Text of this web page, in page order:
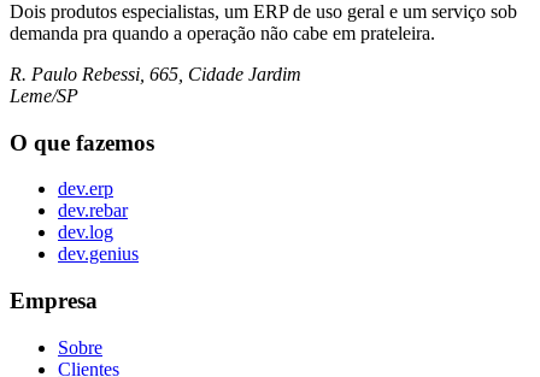
Dois produtos especialistas, um ERP de uso geral e um serviço sob
demanda pra quando a operação não cabe em prateleira.
R. Paulo Rebessi, 665, Cidade Jardim
Leme/SP
O que fazemos
dev.erp
dev.rebar
dev.log
dev.genius
Empresa
Sobre
Clientes